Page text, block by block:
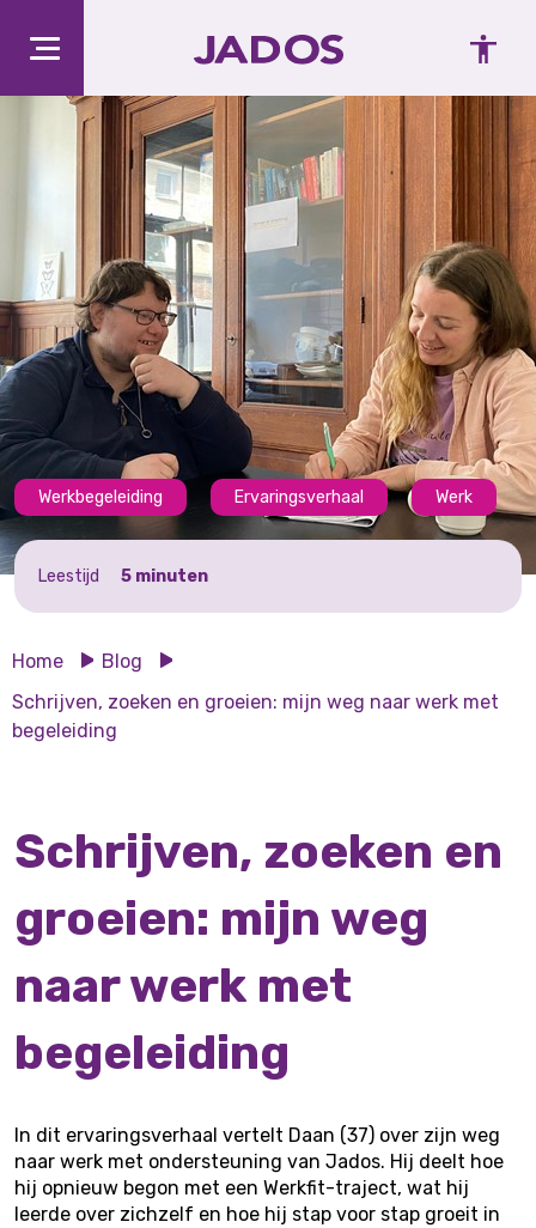
Werkbegeleiding Ervaringsverhaal Werk
Leestijd 5 minuten
Home
Blog
Schrijven, zoeken en groeien: mijn weg naar werk met
begeleiding
Schrijven, zoeken en
groeien: mijn weg
naar werk met
begeleiding
In dit ervaringsverhaal vertelt Daan (37) over zijn weg
naar werk met ondersteuning van Jados. Hij deelt hoe
hij opnieuw begon met een Werkfit-traject, wat hij
leerde over zichzelf en hoe hij stap voor stap groeit in